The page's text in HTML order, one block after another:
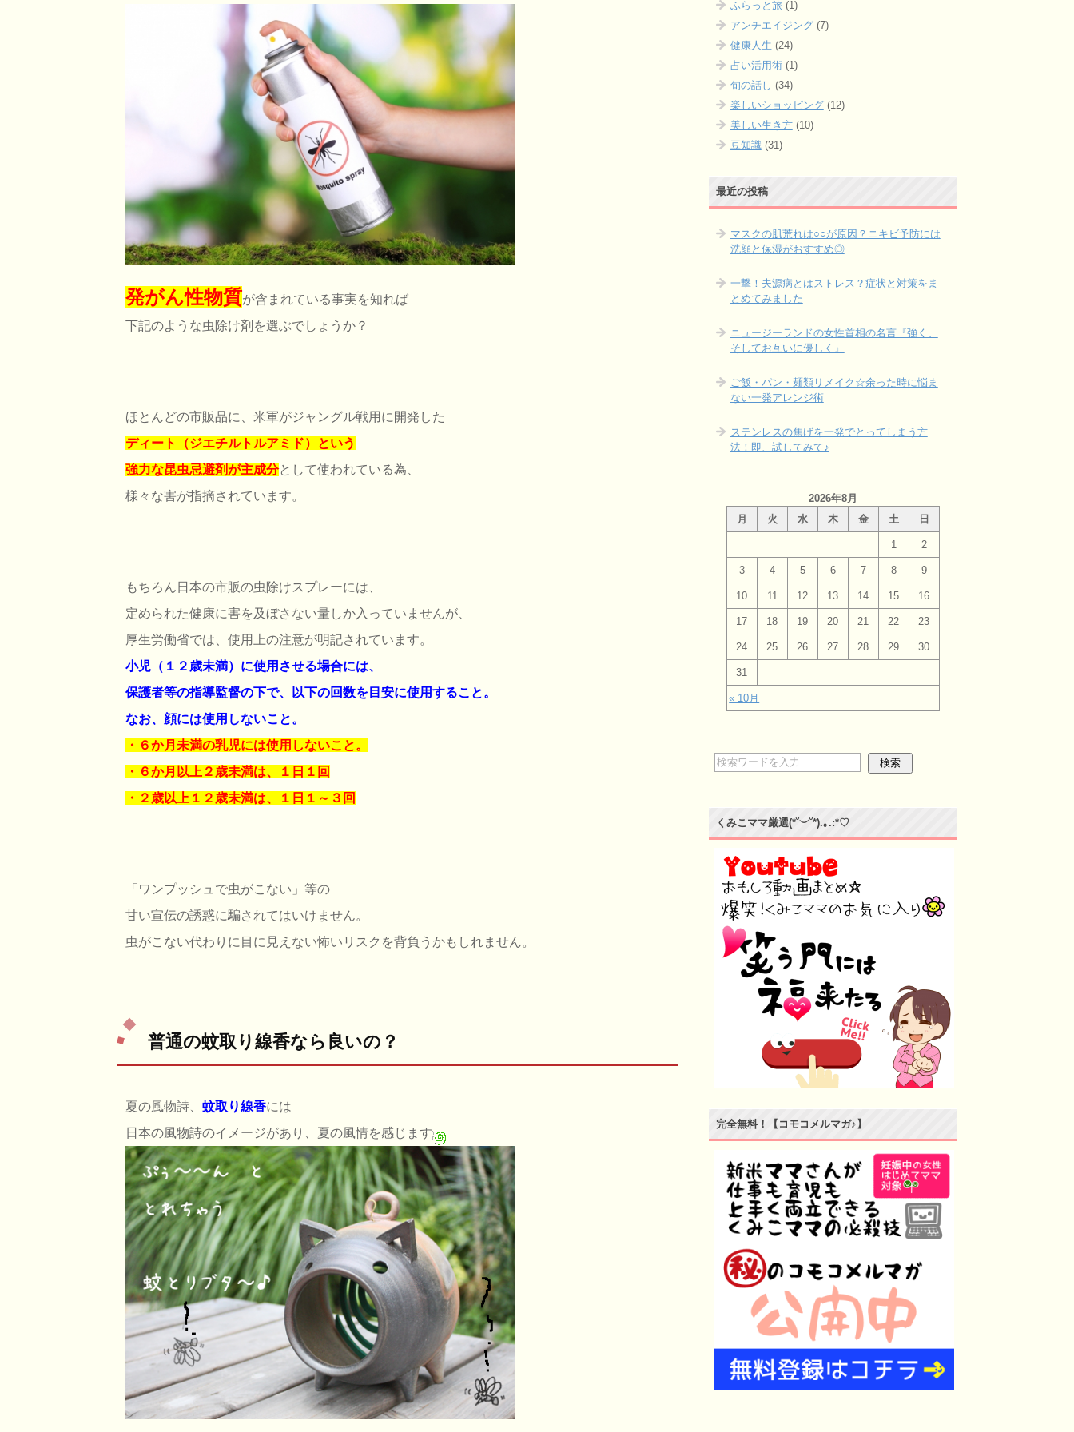
発がん性物質が含まれている事実を知れば
下記のような虫除け剤を選ぶでしょうか？
ほとんどの市販品に、米軍がジャングル戦用に開発した
ディート（ジエチルトルアミド）という
強力な昆虫忌避剤が主成分として使われている為、
様々な害が指摘されています。
もちろん日本の市販の虫除けスプレーには、
定められた健康に害を及ぼさない量しか入っていませんが、
厚生労働省では、使用上の注意が明記されています。
小児（１２歳未満）に使用させる場合には、
保護者等の指導監督の下で、以下の回数を目安に使用すること。
なお、顔には使用しないこと。
・６か月未満の乳児には使用しないこと。
・６か月以上２歳未満は、１日１回
・２歳以上１２歳未満は、１日１～３回
「ワンプッシュで虫がこない」等の
甘い宣伝の誘惑に騙されてはいけません。
虫がこない代わりに目に見えない怖いリスクを背負うかもしれません。
普通の蚊取り線香なら良いの？
夏の風物詩、 蚊取り線香には
日本の風物詩のイメージがあり、夏の風情を感じます
ふらっと旅(1)
アンチエイジング(7)
健康人生 (24)
占い活用術(1)
旬の話し (34)
楽しいショッピング(12)
美しい生き方(10)
豆知識 (31)
最近の投稿
マスクの肌荒れは○○が原因？ニキビ予防には
洗顔と保湿がおすすめ◎
一撃！夫源病とはストレス？症状と対策をま
とめてみました
ニュージーランドの女性首相の名言『強く、
そしてお互いに優しく』
ご飯・パン・麺類リメイク☆余った時に悩ま
ない一発アレンジ術
ステンレスの焦げを一発でとってしまう方
法！即、試してみて♪
2026年8月
月
火 水 木 金 土 日
« 10月
1 2
3 4 5 6 7 8 9
10 11 12 13 14 15 16
17 18 19 20 21 22 23
24 25 26 27 28 29 30
31
くみこママ厳選(*˘︶˘*).｡.:*♡
完全無料！【コモコメルマガ♪】